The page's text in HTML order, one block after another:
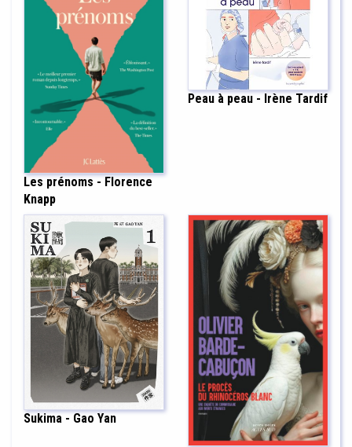
Les prénoms - Florence
Knapp
Peau à peau - Irène Tardif
Sukima - Gao Yan